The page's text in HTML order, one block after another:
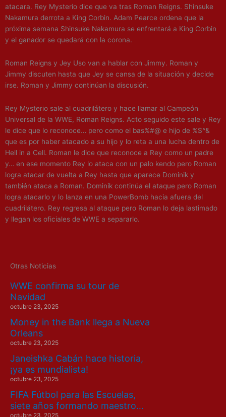
atacara. Rey Mysterio dice que va tras Roman Reigns. Shinsuke
Nakamura derrota a King Corbin. Adam Pearce ordena que la
próxima semana Shinsuke Nakamura se enfrentará a King Corbin
y el ganador se quedará con la corona.
Roman Reigns y Jey Uso van a hablar con Jimmy. Roman y
Jimmy discuten hasta que Jey se cansa de la situación y decide
irse. Roman y Jimmy continúan la discusión.
Rey Mysterio sale al cuadrilátero y hace llamar al Campeón
Universal de la WWE, Roman Reigns. Acto seguido este sale y Rey
le dice que lo reconoce… pero como el bas%#@ e hijo de %$^&
que es por haber atacado a su hijo y lo reta a una lucha dentro de
Hell in a Cell. Roman le dice que reconoce a Rey como un padre
y… en ese momento Rey lo ataca con un palo kendo pero Roman
logra atacar de vuelta a Rey hasta que aparece Dominik y
también ataca a Roman. Dominik continúa el ataque pero Roman
logra atacarlo y lo lanza en una PowerBomb hacia afuera del
cuadrilátero. Rey regresa al ataque pero Roman lo deja lastimado
y llegan los oficiales de WWE a separarlo.
Otras Noticias
WWE confirma su tour de
Navidad
octubre 23, 2025
Money in the Bank llega a Nueva
Orleans
octubre 23, 2025
Janeishka Cabán hace historia,
¡ya es mundialista!
octubre 23, 2025
FIFA Fútbol para las Escuelas,
siete años formando maestro…
octubre 23, 2025